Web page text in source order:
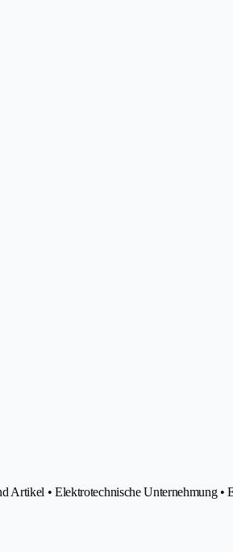
Artikel • Elektrotechnische Unternehmung •